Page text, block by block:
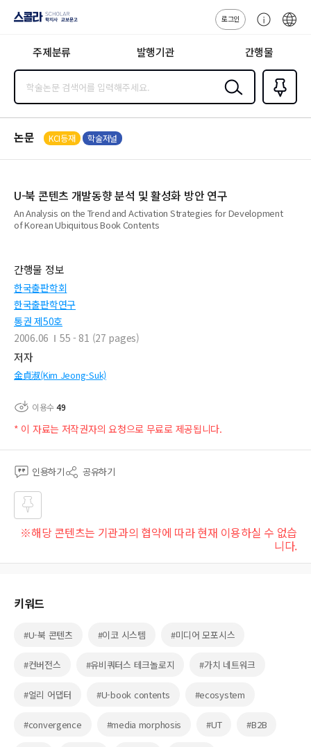
지사·교보문고
로그인
센
주제분류 발행기관 간행물
검색
즐겨찾
기0
논문 KCI등재 학술저널
U-북 콘텐츠 개발동향 분석 및 활성화 방안 연구
An Analysis on the Trend and Activation Strategies for Development
of Korean Ubiquitous Book Contents
간행물 정보
한국출판학회
한국출판학연구
통권 제50호
2006.06
55 - 81 (27 pages)
저자
金貞淑(Kim Jeong-Suk)
이용수49
* 이 자료는 저작권자의 요청으로 무료로 제공됩니다.
인용하기 공유하기
즐겨
찾기
※해당 콘텐츠는 기관과의 협약에 따라 현재 이용하실 수 없습
니다.
키워드
#U-북 콘텐츠 #이코 시스템 #미디어 모포시스
#컨버전스 #유비쿼터스 테크놀로지 #가치 네트워크
#얼리 어댑터 #U-book contents #ecosystem
#convergence #media morphosis #UT #B2B